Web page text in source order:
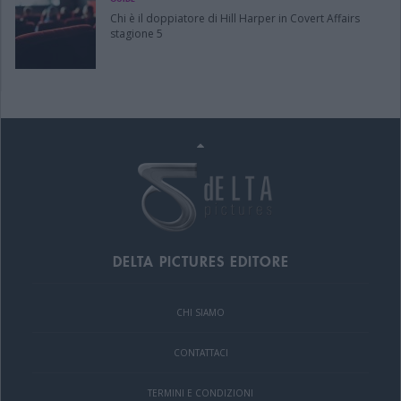
Chi è il doppiatore di Hill Harper in Covert Affairs
stagione 5
DELTA PICTURES EDITORE
CHI SIAMO
CONTATTACI
TERMINI E CONDIZIONI